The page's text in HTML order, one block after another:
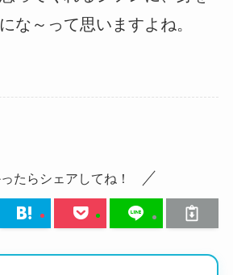
な～って思いますよね。
たらシェアしてね！